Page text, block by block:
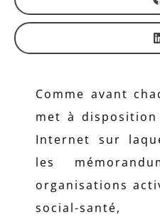
Comme avant
met à
Internet sur
les
organisations
social-